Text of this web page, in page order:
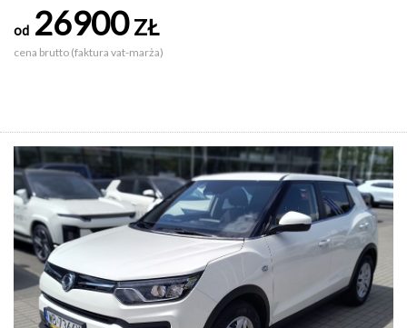
od 26900ZŁ
cena brutto (faktura vat-marża)